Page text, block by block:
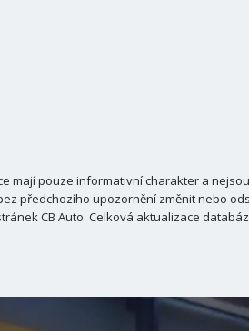
mají pouze informativní charakter a
předchozího upozornění změnit nebo
CB Auto. Celková aktualizace